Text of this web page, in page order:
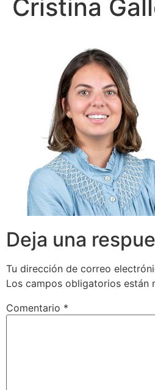
Cristina
Deja una
Tu dirección de correo
Los campos obligatorios están
Comentario *